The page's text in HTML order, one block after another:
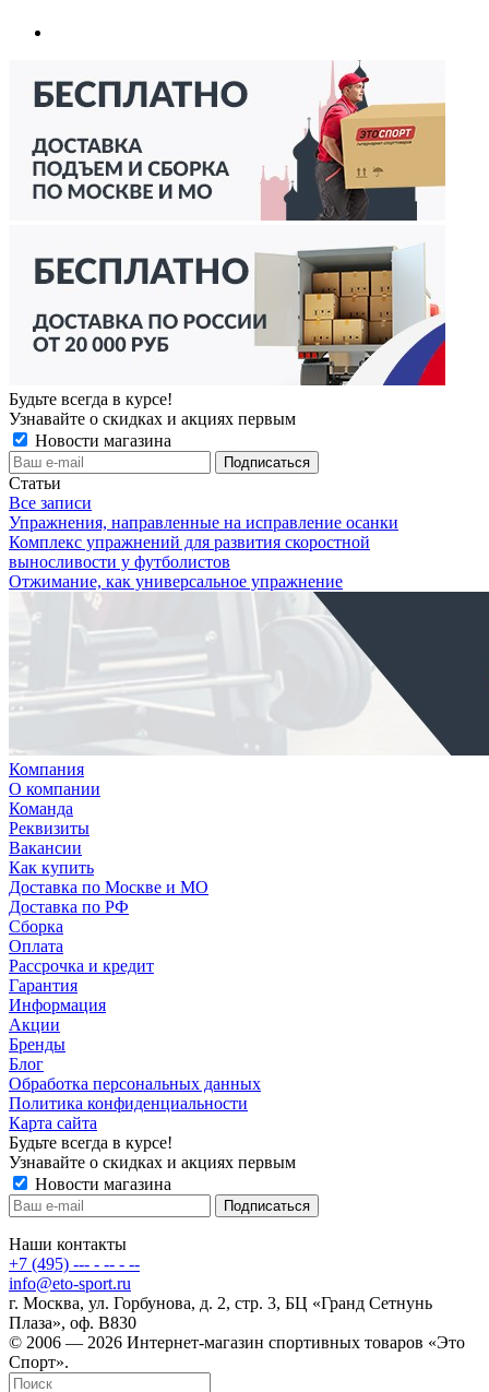
Будьте всегда в курсе!
Узнавайте о скидках и акциях первым
Новости магазина
Статьи
Все записи
Упражнения, направленные на исправление осанки
Комплекс упражнений для развития скоростной
выносливости у футболистов
Отжимание, как универсальное упражнение
Компания
О компании
Команда
Реквизиты
Вакансии
Как купить
Доставка по Москве и МО
Доставка по РФ
Сборка
Оплата
Рассрочка и кредит
Гарантия
Информация
Акции
Бренды
Блог
Обработка персональных данных
Политика конфиденциальности
Карта сайта
Будьте всегда в курсе!
Узнавайте о скидках и акциях первым
Новости магазина
Наши контакты
+7 (495) --- - -- - --
info@eto-sport.ru
г. Москва, ул. Горбунова, д. 2, стр. 3, БЦ «Гранд Сетнунь
Плаза», оф. В830
© 2006 — 2026 Интернет-магазин спортивных товаров «Это
Спорт».